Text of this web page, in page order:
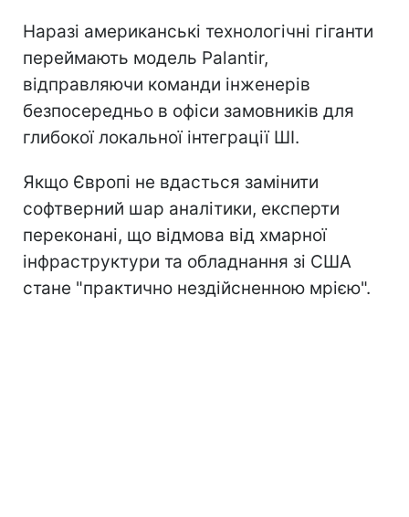
Наразі американські технологічні гіганти
переймають модель Palantir,
відправляючи команди інженерів
безпосередньо в офіси замовників для
глибокої локальної інтеграції ШІ.
Якщо Європі не вдасться замінити
софтверний шар аналітики, експерти
переконані, що відмова від хмарної
інфраструктури та обладнання зі США
стане "практично нездійсненною мрією".